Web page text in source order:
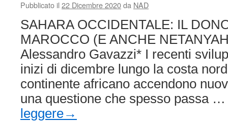
Pubblicato il 22 Dicembre 2020da NAD
SAHARA OCCIDENTALE: IL
MAROCCO (E ANCHE
Alessandro Gavazzi* I recenti
inizi di dicembre lungo la costa
continente africano accendono
una questione che spesso passa
leggere→